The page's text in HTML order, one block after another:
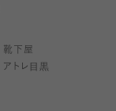
靴下屋
アトレ目黒